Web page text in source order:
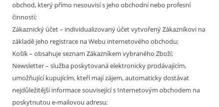
obchod, který přímo nesouvisí s jeho obchodní nebo profesní
činností;
Zákaznický účet – individualizovaný účet vytvořený Zákazníkovi na
základě jeho registrace na Webu internetového obchodu;
Košík – obsahuje seznam Zákazníkem vybraného Zboží;
Newsletter – služba poskytovaná elektronicky prodávajícím,
umožňující kupujícím, kteří mají zájem, automaticky dostávat
nejdůležitější informace související s Internetovým obchodem na
poskytnutou e-mailovou adresu;